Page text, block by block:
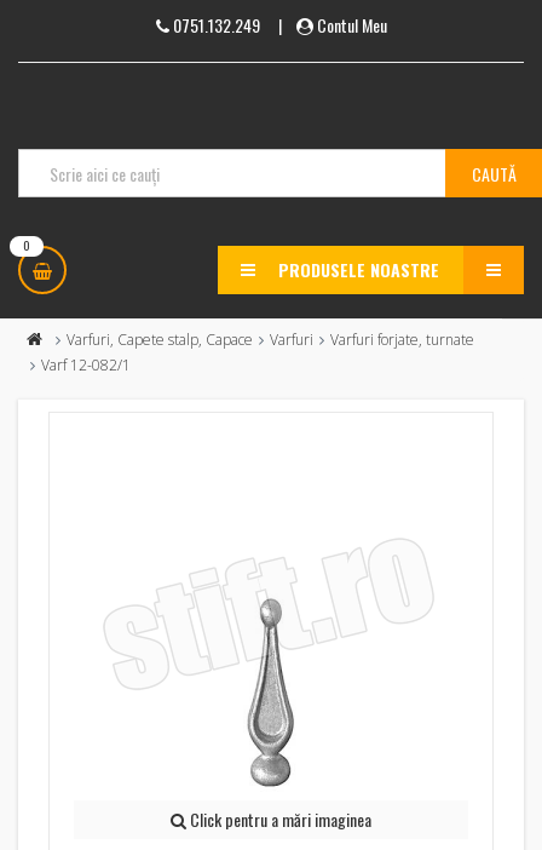
0751.132.249| Contul Meu
0
PRODUSELE NOASTRE MENU
Varfuri, Capete stalp, Capace Varfuri
Varfuri forjate, turnate
Varf 12-082/1
Click pentru a mări imaginea